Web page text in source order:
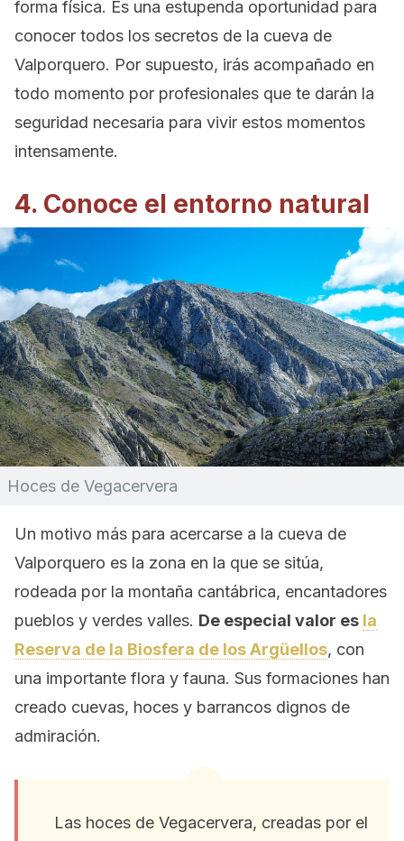
forma física. Es una estupenda oportunidad para
conocer todos los secretos de la cueva de
Valporquero. Por supuesto, irás acompañado en
todo momento por profesionales que te darán la
seguridad necesaria para vivir estos momentos
intensamente.
4. Conoce el entorno natural
Hoces de Vegacervera
Un motivo más para acercarse a la cueva de
Valporquero es la zona en la que se sitúa,
rodeada por la montaña cantábrica, encantadores
pueblos y verdes valles. De especial valor es la
Reserva de la Biosfera de los Argüellos, con
una importante flora y fauna. Sus formaciones han
creado cuevas, hoces y barrancos dignos de
admiración.
Las hoces de Vegacervera, creadas por el